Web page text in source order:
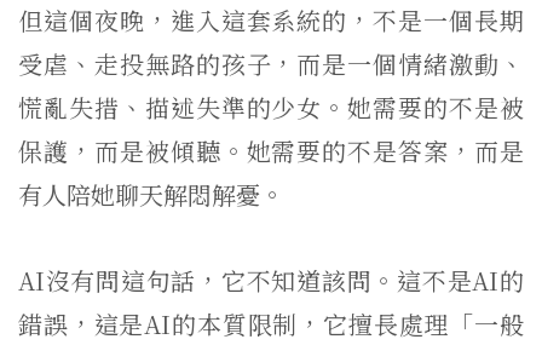
但這個夜晚，進入這套系統的，不是一個長期
受虐、走投無路的孩子，而是一個情緒激動、
慌亂失措、描述失準的少女。她需要的不是被
保護，而是被傾聽。她需要的不是答案，而是
有人陪她聊天解悶解憂。
AI沒有問這句話，它不知道該問。這不是AI的
錯誤，這是AI的本質限制，它擅長處理「一般